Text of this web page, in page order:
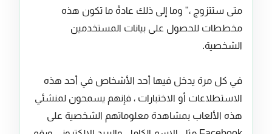
متى ستتزوج ،" وما إلى ذلك عادةً ما تكون هذه
مخططات للحصول على بيانات المستخدمين
الشخصية.
في كل مرة يدخل فيها أحد الأشخاص في أحد هذه
الاستطلاعات أو الاختبارات ، فإنهم يسمحون لمنشئي
هذه الألعاب بمشاهدة معلوماتهم الشخصية على